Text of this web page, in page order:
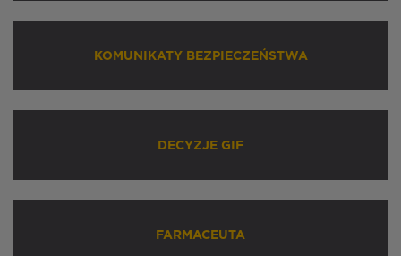
KOMUNIKATY BEZPIECZEŃSTWA
DECYZJE GIF
FARMACEUTA